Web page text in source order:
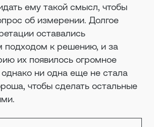
ему такой смысл, чтобы
об измерении. Долгое
оставались
подходом к решению, и за
их появилось огромное
ни одна еще не стала
чтобы сделать остальные